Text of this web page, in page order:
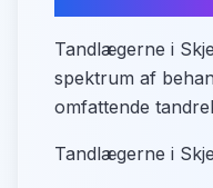
Tandlægerne i
spektrum af
omfattende
Tandlægerne i